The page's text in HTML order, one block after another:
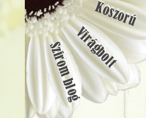
Koszorú
Virágbolt
Szirom blog